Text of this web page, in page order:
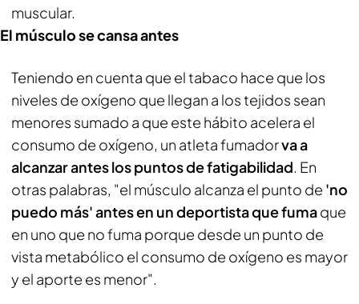
muscular.
El músculo se cansa antes
Teniendo en cuenta que el tabaco hace que los
niveles de oxígeno que llegan a los tejidos sean
menores sumado a que este hábito acelera el
consumo de oxígeno, un atleta fumadorva a
alcanzar antes los puntos de fatigabilidad. En
otras palabras, "el músculo alcanza el punto de 'no
puedo más' antes en un deportista que fumaque
en uno que no fuma porque desde un punto de
vista metabólico el consumo de oxígeno es mayor
y el aporte es menor".